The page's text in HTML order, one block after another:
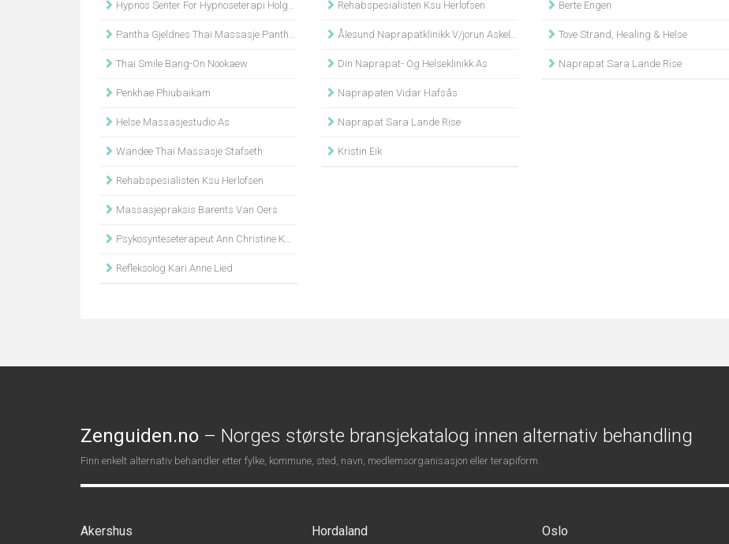
Hypnos Senter For Hypnoseterapi Holger Gentzsch
Pantha Gjeldnes Thai Massasje Pantha Chuenchatchai
Thai Smile Bang-On Nookaew
Penkhae Phiubaikam
Helse Massasjestudio As
Wandee Thai Massasje Stafseth
Rehabspesialisten Ksu Herlofsen
Massasjepraksis Barents Van Oers
Psykosynteseterapeut Ann Christine Kærr
Refleksolog Kari Anne Lied
Rehabspesialisten Ksu Herlofsen
Ålesund Naprapatklinikk V/jorun Askeland
Din Naprapat- Og Helseklinikk As
Naprapaten Vidar Hafsås
Naprapat Sara Lande Rise
Kristin Eik
Berte Engen
Tove Strand, Healing & Helse
Naprapat Sara Lande Rise
Zenguiden.no – Norges største bransjekatalog innen alternativ behandling
Finn enkelt alternativ behandler etter fylke, kommune, sted, navn, medlemsorganisasjon eller terapiform.
Akershus Hordaland Oslo